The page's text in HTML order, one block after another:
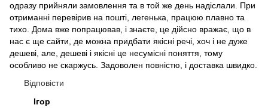
одразу прийняли замовлення та в той же день надіслали. При
отриманні перевірив на пошті, легенька, працюю плавно та
тихо. Дома вже попрацював, і знаєте, це дійсно вражає, що в
нас є ще сайти, де можна придбати якісні речі, хоч і не дуже
дешеві, але, дешеві і якісні це несумісні поняття, тому
особливо не скаржусь. Задоволен повністю, і доставка швидко.
Відповісти
Ігор